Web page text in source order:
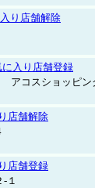
り店舗解除
に入り店舗登録
アコスショッピン
店舗解除
店舗登録
１